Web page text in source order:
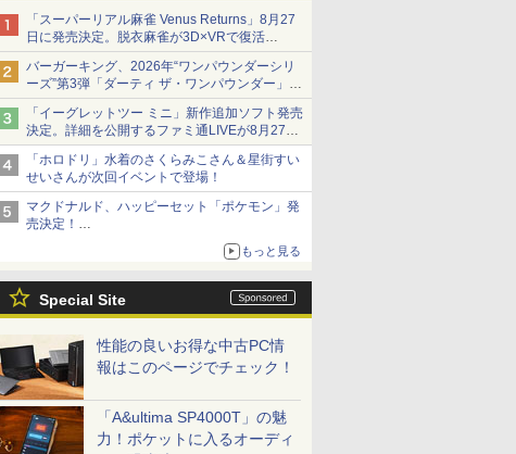
「スーパーリアル麻雀 Venus Returns」8月27
日に発売決定。脱衣麻雀が3D×VRで復活
発売から2週間は20%オフになるセールが実施
バーガーキング、2026年“ワンパウンダーシリ
ーズ”第3弾「ダーティ ザ・ワンパウンダー」を
8月7日発売
「特製ガーリックマヨソース」を使用した超大
型チーズバーガー
「イーグレットツー ミニ」新作追加ソフト発売
決定。詳細を公開するファミ通LIVEが8月27日
20時から配信
シリーズ累計100タイトルへ
「ホロドリ」水着のさくらみこさん＆星街すい
せいさんが次回イベントで登場！
マクドナルド、ハッピーセット「ポケモン」発
売決定！
ポケモン30周年記念で30匹が大集合
もっと見る
Special Site
性能の良いお得な中古PC情
報はこのページでチェック！
「A&ultima SP4000T」の魅
力！ポケットに入るオーディ